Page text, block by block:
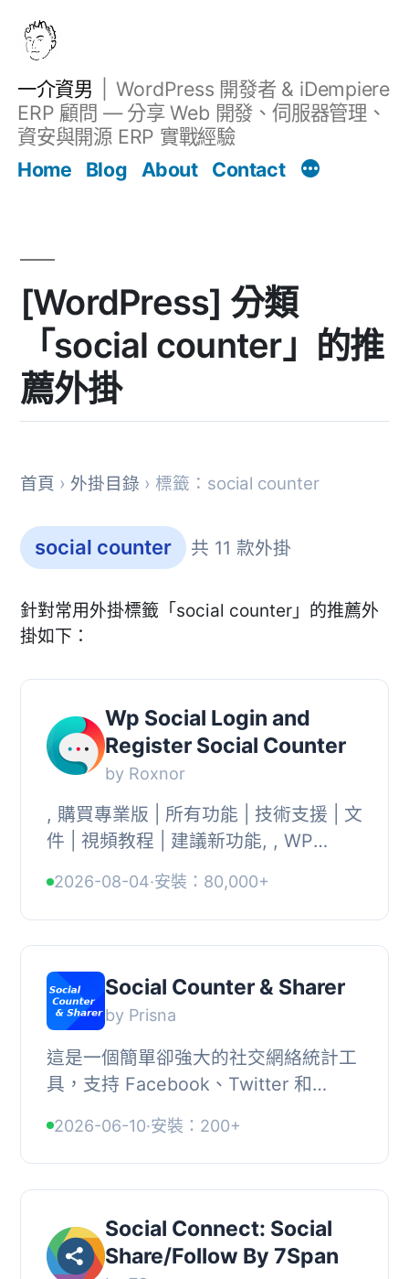
一介資男
WordPress 開發者 & iDempiere
ERP 顧問 — 分享 Web 開發、伺服器管理、
資安與開源 ERP 實戰經驗
Home
Blog About Contact
[WordPress] 分類
「social counter」的推
薦外掛
首頁 › 外掛目錄 › 標籤：social counter
social counter 共 11 款外掛
針對常用外掛標籤「social counter」的推薦外
掛如下：
Wp Social Login and
Register Social Counter
by Roxnor
, 購買專業版 | 所有功能 | 技術支援 | 文
件 | 視頻教程 | 建議新功能, , WP
加不同風格的社交登入、社交分享與社
交計數...
2026-08-04·安裝：80,000+
Social Counter & Sharer
by Prisna
這是一個簡單卻強大的社交網絡統計工
具，支持 Facebook、Twitter 和
控制，可以自訂顏色和計數器格式。,
功能：, , 極簡...
2026-06-10·安裝：200+
Social Connect: Social
Share/Follow By 7Span
文章 Filter